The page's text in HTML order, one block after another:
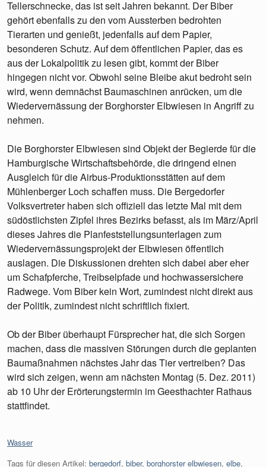
Tellerschnecke, das ist seit Jahren bekannt. Der Biber
gehört ebenfalls zu den vom Aussterben bedrohten
Tierarten und genießt, jedenfalls auf dem Papier,
besonderen Schutz. Auf dem öffentlichen Papier, das es
aus der Lokalpolitik zu lesen gibt, kommt der Biber
hingegen nicht vor. Obwohl seine Bleibe akut bedroht sein
wird, wenn demnächst Baumaschinen anrücken, um die
Wiedervernässung der Borghorster Elbwiesen in Angriff zu
nehmen.
Die Borghorster Elbwiesen sind Objekt der Begierde für die
Hamburgische Wirtschaftsbehörde, die dringend einen
Ausgleich für die Airbus-Produktionsstätten auf dem
Mühlenberger Loch schaffen muss. Die Bergedorfer
Volksvertreter haben sich offiziell das letzte Mal mit dem
südöstlichsten Zipfel ihres Bezirks befasst, als im März/April
dieses Jahres die Planfeststellungsunterlagen zum
Wiedervernässungsprojekt der Elbwiesen öffentlich
auslagen. Die Diskussionen drehten sich dabei aber eher
um Schafpferche, Treibselpfade und hochwassersichere
Radwege. Vom Biber kein Wort, zumindest nicht direkt aus
der Politik, zumindest nicht schriftlich fixiert.
Ob der Biber überhaupt Fürsprecher hat, die sich Sorgen
machen, dass die massiven Störungen durch die geplanten
Baumaßnahmen nächstes Jahr das Tier vertreiben? Das
wird sich zeigen, wenn am nächsten Montag (5. Dez. 2011)
ab 10 Uhr der Erörterungstermin im Geesthachter Rathaus
stattfindet.
Kategorien:
Wasser
Tags für diesen Artikel: bergedorf, biber, borghorster elbwiesen, elbe,